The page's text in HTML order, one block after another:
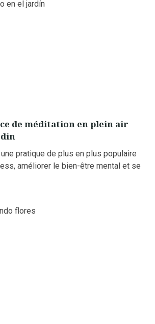
de méditation en plein air
pratique de plus en plus populaire
améliorer le bien-être mental et se